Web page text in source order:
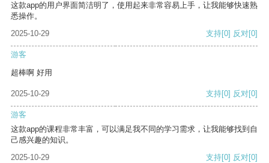
这款app的用户界面简洁明了，使用起来非常容易上手，让我能够快速熟
悉操作。
2025-10-29
支持[0] 反对[0]
游客
超棒啊 好用
2025-10-29 支持[0] 反对[0]
游客
这款app的课程非常丰富，可以满足我不同的学习需求，让我能够找到自
己感兴趣的知识。
2025-10-29
支持[0] 反对[0]